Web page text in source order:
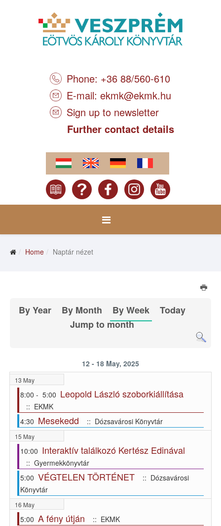
Phone: +36 88/560-610
E-mail: ekmk@ekmk.hu
Sign up to newsletter
Further contact details
Home Naptár nézet
By Year By Month By Week
Today
Jump to month
12 - 18 May, 2025
13 May
8:00 - 5:00 Leopold László szoborkiállítása
:: EKMK
4:30 Mesekedd :: Dózsavárosi Könyvtár
15 May
10:00 Interaktív találkozó Kertész Edinával
:: Gyermekkönyvtár
5:00 VÉGTELEN TÖRTÉNET
:: Dózsavárosi
Könyvtár
16 May
5:00 A fény útján
:: EKMK